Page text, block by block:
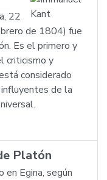
22
de 1804) fue
Es el primero y
criticismo y
considerado
de la
Platón
Egina, según